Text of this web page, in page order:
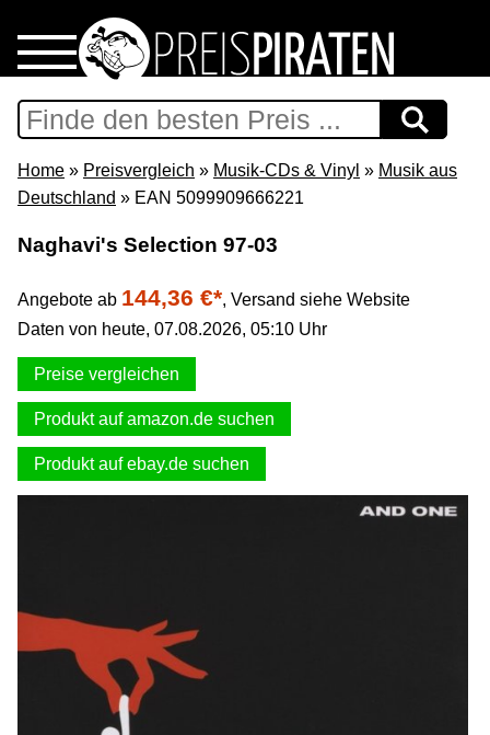
Home
Download
Support & Newsletter
Presse
Datenschutz
Impressum
Home » Preisvergleich » Musik-CDs & Vinyl » Musik aus
Deutschland » EAN 5099909666221
Naghavi's Selection 97-03
Angebote ab 144,36 €*, Versand siehe Website
Daten von heute, 07.08.2026, 05:10 Uhr
Preise vergleichen
Produkt auf amazon.de suchen
Produkt auf ebay.de suchen